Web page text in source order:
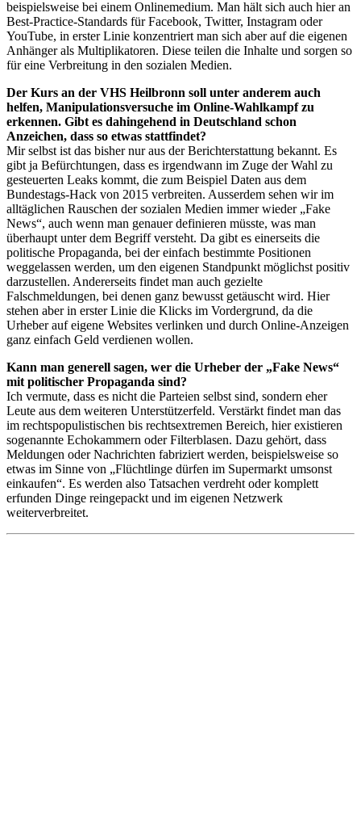
beispielsweise bei einem Onlinemedium. Man hält sich auch hier an
Best-Practice-Standards für Facebook, Twitter, Instagram oder
YouTube, in erster Linie konzentriert man sich aber auf die eigenen
Anhänger als Multiplikatoren. Diese teilen die Inhalte und sorgen so
für eine Verbreitung in den sozialen Medien.
Der Kurs an der VHS Heilbronn soll unter anderem auch
helfen, Manipulationsversuche im Online-Wahlkampf zu
erkennen. Gibt es dahingehend in Deutschland schon
Anzeichen, dass so etwas stattfindet?
Mir selbst ist das bisher nur aus der Berichterstattung bekannt. Es
gibt ja Befürchtungen, dass es irgendwann im Zuge der Wahl zu
gesteuerten Leaks kommt, die zum Beispiel Daten aus dem
Bundestags-Hack von 2015 verbreiten. Ausserdem sehen wir im
alltäglichen Rauschen der sozialen Medien immer wieder „Fake
News“, auch wenn man genauer definieren müsste, was man
überhaupt unter dem Begriff versteht. Da gibt es einerseits die
politische Propaganda, bei der einfach bestimmte Positionen
weggelassen werden, um den eigenen Standpunkt möglichst positiv
darzustellen. Andererseits findet man auch gezielte
Falschmeldungen, bei denen ganz bewusst getäuscht wird. Hier
stehen aber in erster Linie die Klicks im Vordergrund, da die
Urheber auf eigene Websites verlinken und durch Online-Anzeigen
ganz einfach Geld verdienen wollen.
Kann man generell sagen, wer die Urheber der „Fake News“
mit politischer Propaganda sind?
Ich vermute, dass es nicht die Parteien selbst sind, sondern eher
Leute aus dem weiteren Unterstützerfeld. Verstärkt findet man das
im rechtspopulistischen bis rechtsextremen Bereich, hier existieren
sogenannte Echokammern oder Filterblasen. Dazu gehört, dass
Meldungen oder Nachrichten fabriziert werden, beispielsweise so
etwas im Sinne von „Flüchtlinge dürfen im Supermarkt umsonst
einkaufen“. Es werden also Tatsachen verdreht oder komplett
erfunden Dinge reingepackt und im eigenen Netzwerk
weiterverbreitet.